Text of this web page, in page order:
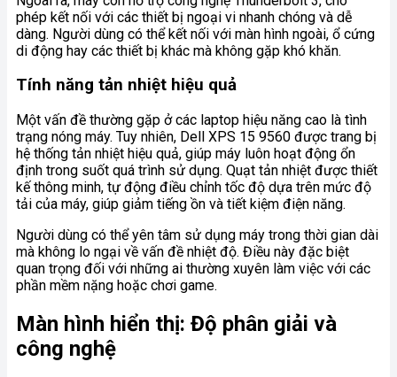
phép kết nối với các thiết bị ngoại vi nhanh chóng và dễ
dàng. Người dùng có thể kết nối với màn hình ngoài, ổ cứng
di động hay các thiết bị khác mà không gặp khó khăn.
Tính năng tản nhiệt hiệu quả
Một vấn đề thường gặp ở các laptop hiệu năng cao là tình
trạng nóng máy. Tuy nhiên, Dell XPS 15 9560 được trang bị
hệ thống tản nhiệt hiệu quả, giúp máy luôn hoạt động ổn
định trong suốt quá trình sử dụng. Quạt tản nhiệt được thiết
kế thông minh, tự động điều chỉnh tốc độ dựa trên mức độ
tải của máy, giúp giảm tiếng ồn và tiết kiệm điện năng.
Người dùng có thể yên tâm sử dụng máy trong thời gian dài
mà không lo ngại về vấn đề nhiệt độ. Điều này đặc biệt
quan trọng đối với những ai thường xuyên làm việc với các
phần mềm nặng hoặc chơi game.
Màn hình hiển thị: Độ phân giải và
công nghệ